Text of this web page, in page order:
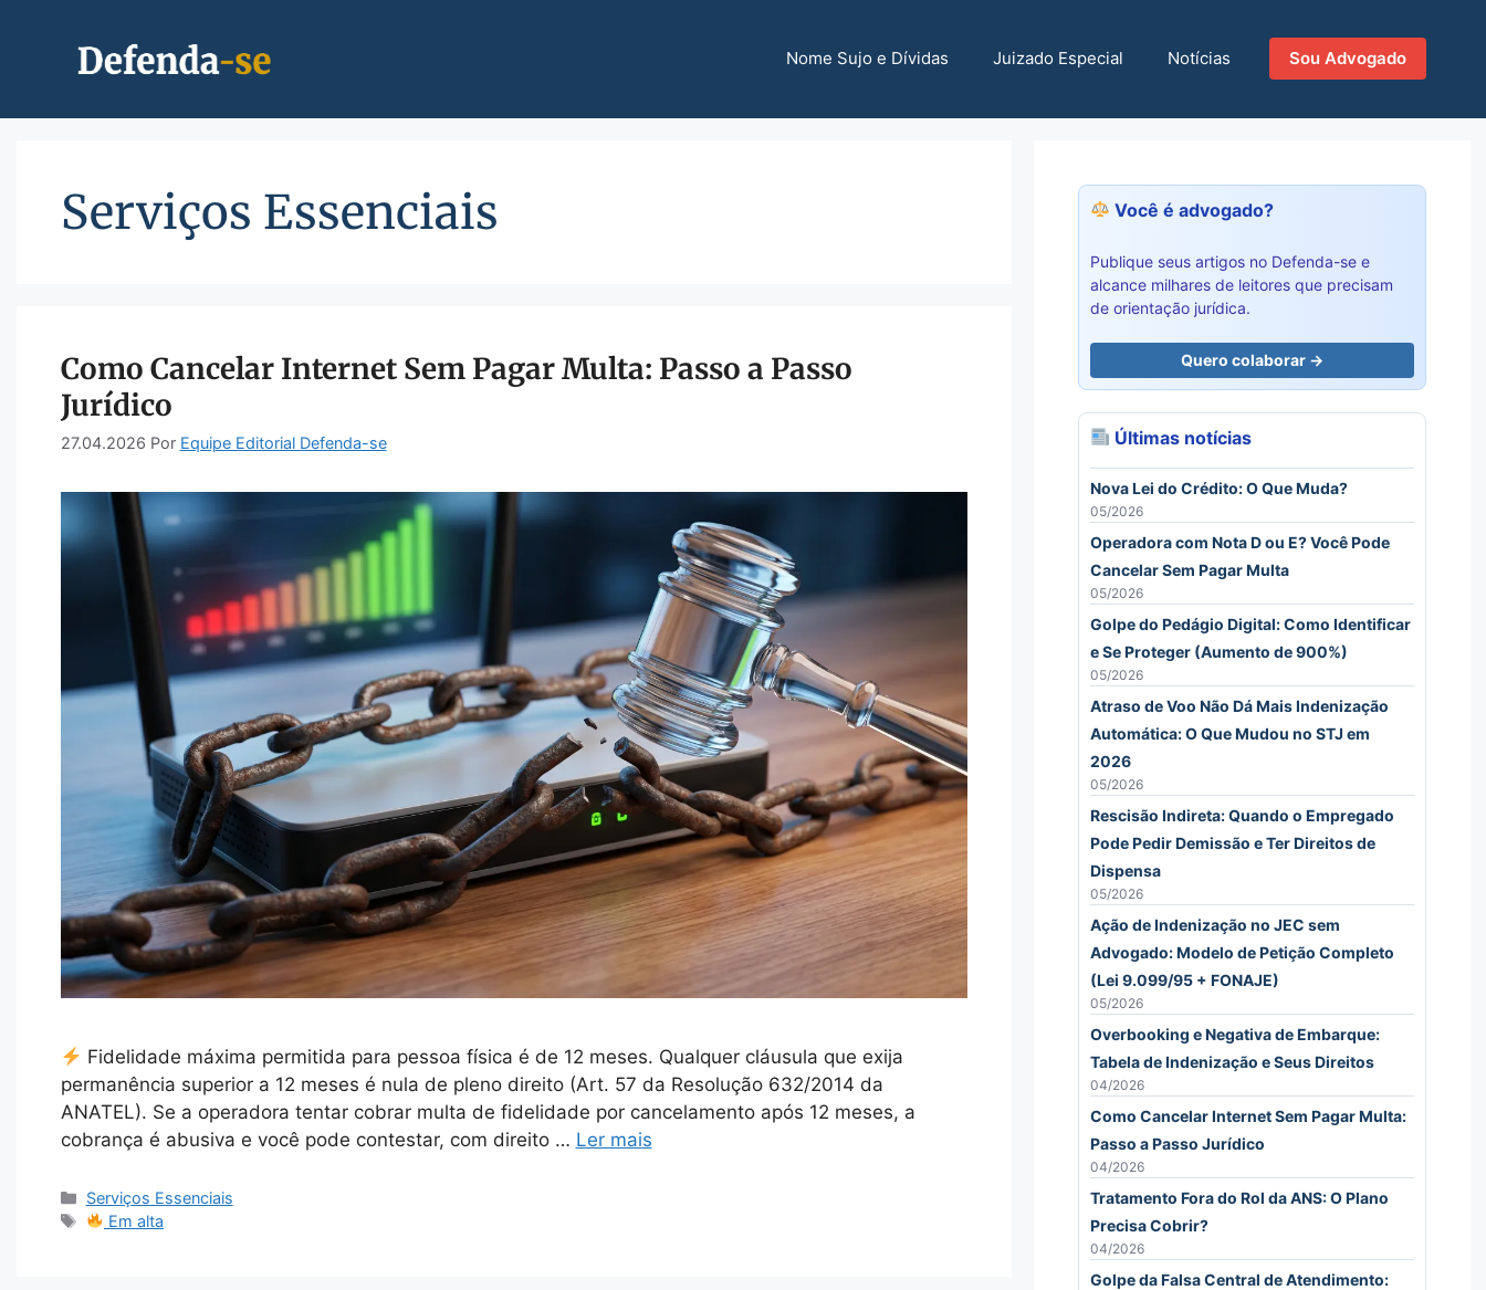
Nome Sujo e Dívidas Juizado Especial Notícias Sou Advogado
Serviços Essenciais
Como Cancelar Internet Sem Pagar Multa: Passo a Passo
Jurídico
27.04.2026 Por Equipe Editorial Defenda-se
Fidelidade máxima permitida para pessoa física é de 12 meses. Qualquer cláusula que exija
permanência superior a 12 meses é nula de pleno direito (Art. 57 da Resolução 632/2014 da
ANATEL). Se a operadora tentar cobrar multa de fidelidade por cancelamento após 12 meses, a
cobrança é abusiva e você pode contestar, com direito … Ler mais
Categorias
Serviços Essenciais
TagsEm alta
Você é advogado?
Publique seus artigos no Defenda-se e
alcance milhares de leitores que precisam
de orientação jurídica.
Quero colaborar →
Últimas notícias
Nova Lei do Crédito: O Que Muda?
05/2026
Operadora com Nota D ou E? Você Pode
Cancelar Sem Pagar Multa
05/2026
Golpe do Pedágio Digital: Como Identificar
e Se Proteger (Aumento de 900%)
05/2026
Atraso de Voo Não Dá Mais Indenização
Automática: O Que Mudou no STJ em
2026
05/2026
Rescisão Indireta: Quando o Empregado
Pode Pedir Demissão e Ter Direitos de
Dispensa
05/2026
Ação de Indenização no JEC sem
Advogado: Modelo de Petição Completo
(Lei 9.099/95 + FONAJE)
05/2026
Overbooking e Negativa de Embarque:
Tabela de Indenização e Seus Direitos
04/2026
Como Cancelar Internet Sem Pagar Multa:
Passo a Passo Jurídico
04/2026
Tratamento Fora do Rol da ANS: O Plano
Precisa Cobrir?
04/2026
Golpe da Falsa Central de Atendimento: